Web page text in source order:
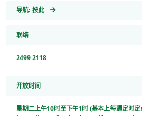
导航: GeoCoordinates
按此
联络
2499 2118
开放时间
星期二上午10时至下午1时 (基本上每週定时